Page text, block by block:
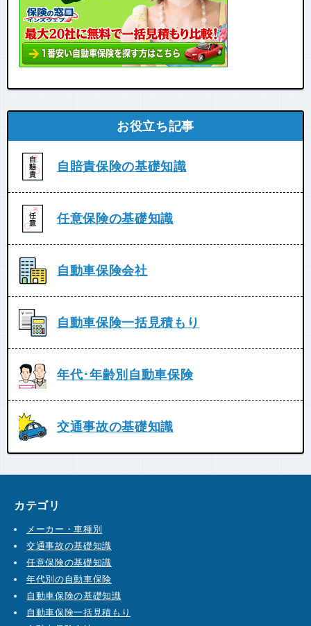
お役立ち記事
自賠責保険の基礎知識
任意保険の基礎知識
自動車保険会社
自動車保険一括見積もり
年代･年齢別自動車保険
交通事故の基礎知識
カテゴリ
メーカー・車種別
交通事故の基礎知識
任意保険の基礎知識
年代別の自動車保険
自動車保険の基礎知識
自動車保険一括見積もり